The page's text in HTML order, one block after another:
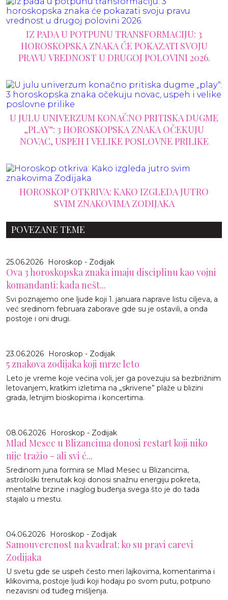
IZ PADA U POTPUNU TRANSFORMACIJU: 3
HOROSKOPSKA ZNAKA ĆE POKAZATI SVOJU
PRAVU VREDNOST U DRUGOJ POLOVINI 2026.
U JULU UNIVERZUM KONAČNO PRITISKA DUGME
„PLAY“: 3 HOROSKOPSKA ZNAKA OČEKUJU
NOVAC, USPEH I VELIKE POSLOVNE PRILIKE
HOROSKOP OTKRIVA: KAKO IZGLEDA JUTRO
SVIM ZNAKOVIMA ZODIJAKA
POVEZANE TEME
25.06.2026 Horoskop - Zodijak
Ova 3 horoskopska znaka imaju disciplinu kao vojni
komandanti: kada nešt...
Svi poznajemo one ljude koji 1. januara naprave listu ciljeva, a
već sredinom februara zaborave gde su je ostavili, a onda
postoje i oni drugi.
23.06.2026 Horoskop - Zodijak
5 znakova zodijaka koji mrze leto
Leto je vreme koje većina voli, jer ga povezuju sa bezbrižnim
letovanjem, kratkim izletima na „skrivene” plaže u blizini
grada, letnjim bioskopima i koncertima.
08.06.2026 Horoskop - Zodijak
Mlad Mesec u Blizancima donosi restart koji niko
nije tražio - ali svi ć...
Sredinom juna formira se Mlad Mesec u Blizancima,
astrološki trenutak koji donosi snažnu energiju pokreta,
mentalne brzine i naglog buđenja svega što je do tada
stajalo u mestu.
04.06.2026 Horoskop - Zodijak
Samouverenost na kvadrat: ko su pravi carevi
Zodijaka
U svetu gde se uspeh često meri lajkovima, komentarima i
klikovima, postoje ljudi koji hodaju po svom putu, potpuno
nezavisni od tuđeg mišljenja.